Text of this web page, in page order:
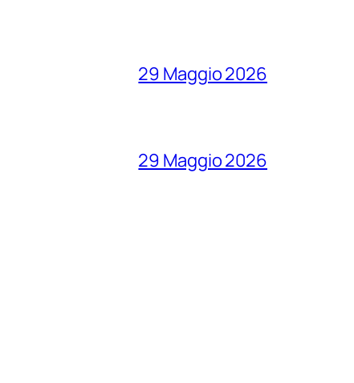
29 Maggio 2026
29 Maggio 2026